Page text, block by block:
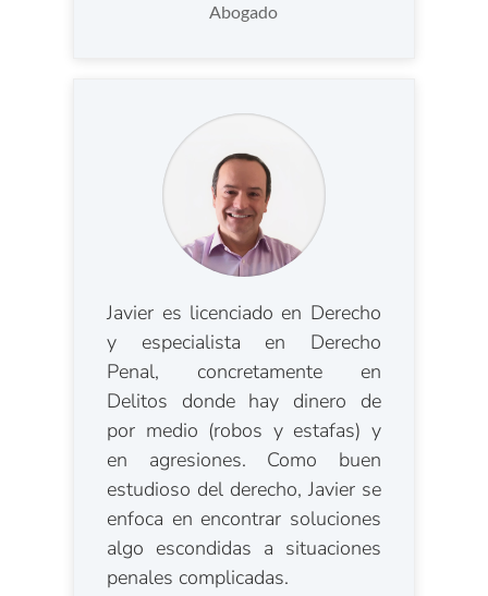
Abogado
Javier es licenciado en Derecho
y especialista en Derecho
Penal, concretamente en
Delitos donde hay dinero de
por medio (robos y estafas) y
en agresiones. Como buen
estudioso del derecho, Javier se
enfoca en encontrar soluciones
algo escondidas a situaciones
penales complicadas.